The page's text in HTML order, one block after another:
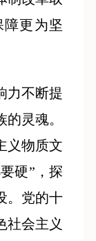
更为坚
力不断提
灵魂。
义物质文
硬”，探
。党的十
社会主义